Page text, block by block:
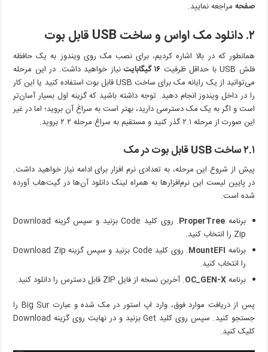
صفحه مراجعه نمایید.
۲. دانلود مک اواس و ساخت USB قابل بوت
همانطور که در بالا اشاره کردیم، برای نصب مک روی ویندوز به یک حافظه
فلش USB با حداقل ظرفیت
۱۶ گیگابایت
نیاز خواهید داشت. در این مرحله
می‌توانید از یک رایانه مک برای ساخت USB قابل بوت استفاده کنید یا این کار
را در داخل ویندوز انجام دهید. توجه داشته باشید که گزینه اول بسیار آسان‌تر
است و اگر به یک مک دسترسی دارید، بهتر است به سراغ آن بروید؛ اما در غیر
این صورت از مرحله ۲.۱ گذر کنید و مستقیم به سراغ مرحله ۲.۲ بروید.
۲.۱ ساخت USBقابل بوت در مک
پیش از شروع این مرحله، به تعدادی نرم افزار برای ادامه نیاز خواهید داشت.
در پایین لیست این نرم‌افزارها به همراه لینک دانلود آن‌ها در گیت‌هاب آورده
شده است.
برنامه ProperTree
. روی کلید Code بزنید و سپس گزینه Download
Zip را انتخاب کنید.
برنامه MountEFI
. روی کلید Code بزنید و سپس گزینه Download Zip
را انتخاب کنید.
برنامهOC_GEN-X. آخرین نسخه از فایل ZIP قابل دسترس را دانلود کنید.
پس از دریافت موارد فوق، وارد اپ استور در مک شده و عبارت Big Sur را
جستجو کنید. سپس روی کلید Get بزنید و در نهایت روی گزینه Download
کلیک کنید.